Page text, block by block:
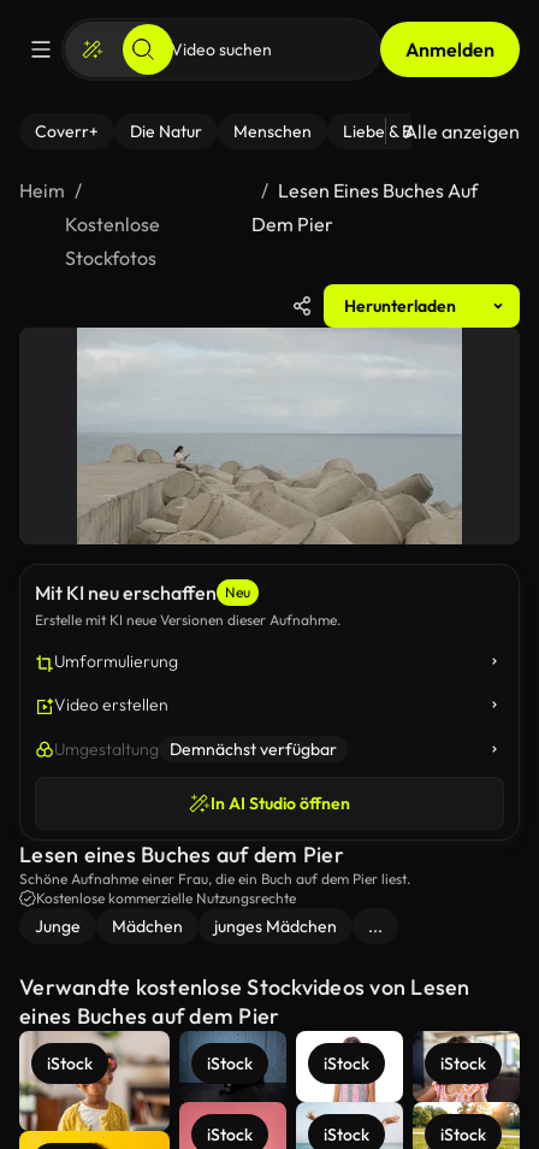
Anmelden
Coverr+ Die Natur Menschen Liebe & Beziehungen
Alle anzeigen
Heim
Kostenlose
Stockfotos
Lesen Eines Buches Auf
Dem Pier
Herunterladen
Mit KI neu erschaffen Neu
Erstelle mit KI neue Versionen dieser Aufnahme.
Umformulierung
Video erstellen
Umgestaltung Demnächst verfügbar
In AI Studio öffnen
Lesen eines Buches auf dem Pier
Schöne Aufnahme einer Frau, die ein Buch auf dem Pier liest.
Kostenlose kommerzielle Nutzungsrechte
Junge Mädchen junges Mädchen ...
Verwandte kostenlose Stockvideos von Lesen
eines Buches auf dem Pier
iStock iStock
iStock
iStock
iStock
iStock
iStock